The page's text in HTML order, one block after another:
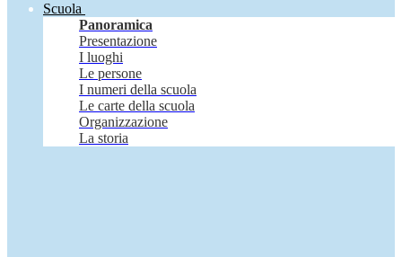
Scuola
Panoramica
Presentazione
I luoghi
Le persone
I numeri della scuola
Le carte della scuola
Organizzazione
La storia